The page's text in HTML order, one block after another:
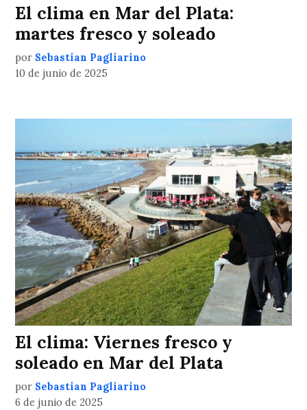
El clima en Mar del Plata:
martes fresco y soleado
por Sebastian Pagliarino
10 de junio de 2025
El clima: Viernes fresco y
soleado en Mar del Plata
por Sebastian Pagliarino
6 de junio de 2025